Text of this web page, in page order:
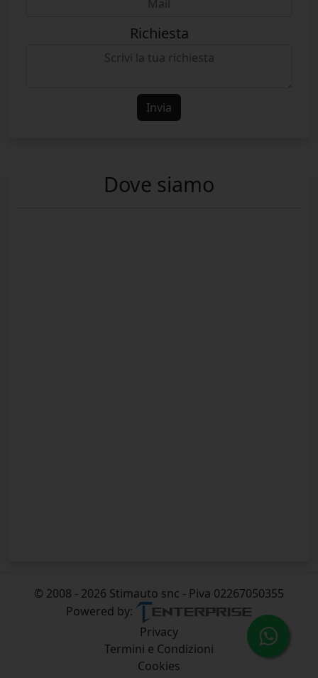
Richiesta
Invia
Dove siamo
© 2008 - 2026 Stimauto snc - Piva 02267050355
Powered by:
Privacy
Termini e Condizioni
Cookies